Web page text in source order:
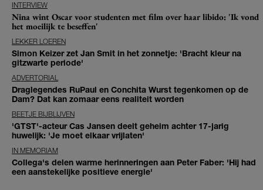
INTERVIEW
Nina wint Oscar voor studenten met film over haar libido: 'Ik vond
het moeilijk te beseffen'
LEKKER LOEREN
Simon Keizer zet Jan Smit in het zonnetje: 'Bracht kleur na
gitzwarte periode'
ADVERTORIAL
Draglegendes RuPaul en Conchita Wurst tegenkomen op de
Dam? Dat kan zomaar eens realiteit worden
BEETJE BIJBLIJVEN
'GTST'-acteur Cas Jansen deelt geheim achter 17-jarig
huwelijk: 'Je moet elkaar vrijlaten'
IN MEMORIAM
Collega's delen warme herinneringen aan Peter Faber: 'Hij had
een aanstekelijke positieve energie'